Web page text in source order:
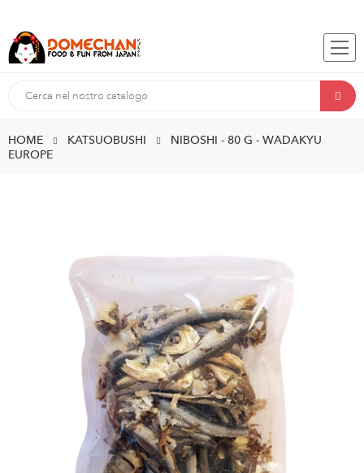
HOME KATSUOBUSHI
NIBOSHI - 80 G - WADAKYU
EUROPE